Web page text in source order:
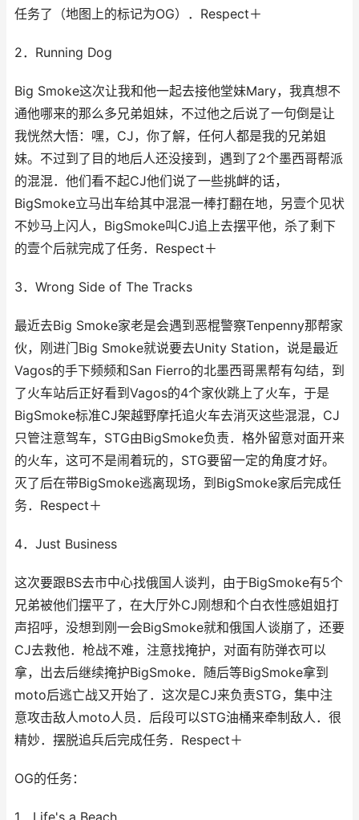
任务了（地图上的标记为OG）．Respect＋
2．Running Dog
Big Smoke这次让我和他一起去接他堂妹Mary，我真想不
通他哪来的那么多兄弟姐妹，不过他之后说了一句倒是让
我恍然大悟：嘿，CJ，你了解，任何人都是我的兄弟姐
妹。不过到了目的地后人还没接到，遇到了2个墨西哥帮派
的混混．他们看不起CJ他们说了一些挑衅的话，
BigSmoke立马出车给其中混混一棒打翻在地，另壹个见状
不妙马上闪人，BigSmoke叫CJ追上去摆平他，杀了剩下
的壹个后就完成了任务．Respect＋
3．Wrong Side of The Tracks
最近去Big Smoke家老是会遇到恶棍警察Tenpenny那帮家
伙，刚进门Big Smoke就说要去Unity Station，说是最近
Vagos的手下频频和San Fierro的北墨西哥黑帮有勾结，到
了火车站后正好看到Vagos的4个家伙跳上了火车，于是
BigSmoke标准CJ架越野摩托追火车去消灭这些混混，CJ
只管注意驾车，STG由BigSmoke负责．格外留意对面开来
的火车，这可不是闹着玩的，STG要留一定的角度才好。
灭了后在带BigSmoke逃离现场，到BigSmoke家后完成任
务．Respect＋
4．Just Business
这次要跟BS去市中心找俄国人谈判，由于BigSmoke有5个
兄弟被他们摆平了，在大厅外CJ刚想和个白衣性感姐姐打
声招呼，没想到刚一会BigSmoke就和俄国人谈崩了，还要
CJ去救他．枪战不难，注意找掩护，对面有防弹衣可以
拿，出去后继续掩护BigSmoke．随后等BigSmoke拿到
moto后逃亡战又开始了．这次是CJ来负责STG，集中注
意攻击敌人moto人员．后段可以STG油桶来牵制敌人．很
精妙．摆脱追兵后完成任务．Respect＋
OG的任务：